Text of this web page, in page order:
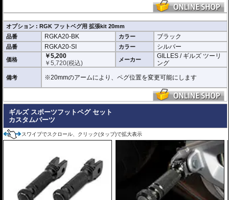
オプション : RGK フットベグ用 拡張kit 20mm
品番
RGKA20-BK カラー ブラック
品番 RGKA20-SI カラー シルバー
価格
￥5,200
￥5,720(税込) メーカー
GILLES / ギルズ ツーリ
ング
備考 ※20mmのアームにより、ペグ位置を変更可能にします
ギルズ スポーツフットペグ セット
カスタムパーツ
スワイプでスクロール、クリック(タップ)で拡大表示